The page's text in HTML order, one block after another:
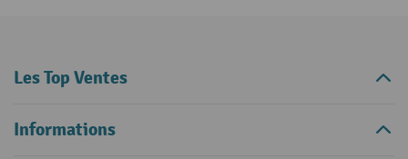
Les Top Ventes
Informations